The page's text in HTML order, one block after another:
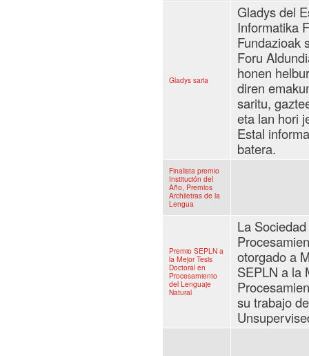
Gladys saria
Gladys del
Informatika
Fundazioak
Foru
honen
diren
saritu,
eta lan hori
Estal
batera.
Finalista premio
Institución del
Año, Premios
Archiletras de la
Lengua
Premio SEPLN a
la Mejor Tesis
Doctoral en
Procesamiento
del Lenguaje
Natural
La
otorgado a
SEPLN a la
su trabajo